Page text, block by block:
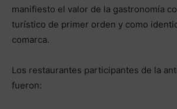
manifiesto el valor de la gastronomía
turístico de primer orden y como
comarca.
Los restaurantes participantes de la
fueron: